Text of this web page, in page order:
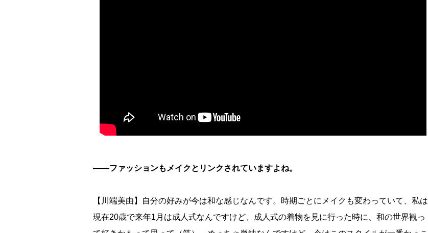
――ファッションもメイクとリンクされていますよね。
【川端美由】自分の好みが今は和な感じなんです。時期ごとにメイクも変わっていて、私は
現在20歳で来年1月は成人式なんですけど、成人式の着物を見に行った時に、和の世界観っ